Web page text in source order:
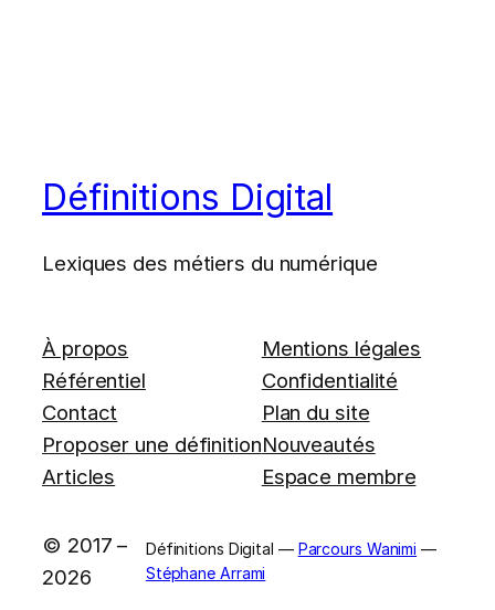
Définitions Digital
Lexiques des métiers du numérique
À propos
Référentiel
Contact
Proposer une définition
Articles
Mentions légales
Confidentialité
Plan du site
Nouveautés
Espace membre
© 2017 –
2026
Définitions Digital — Parcours Wanimi —
Stéphane Arrami